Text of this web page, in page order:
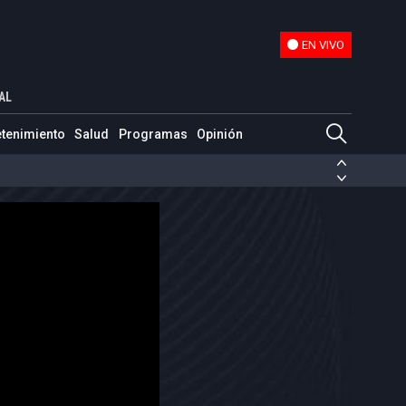
EN VIVO
Salud Programas Opinión
de las FARC